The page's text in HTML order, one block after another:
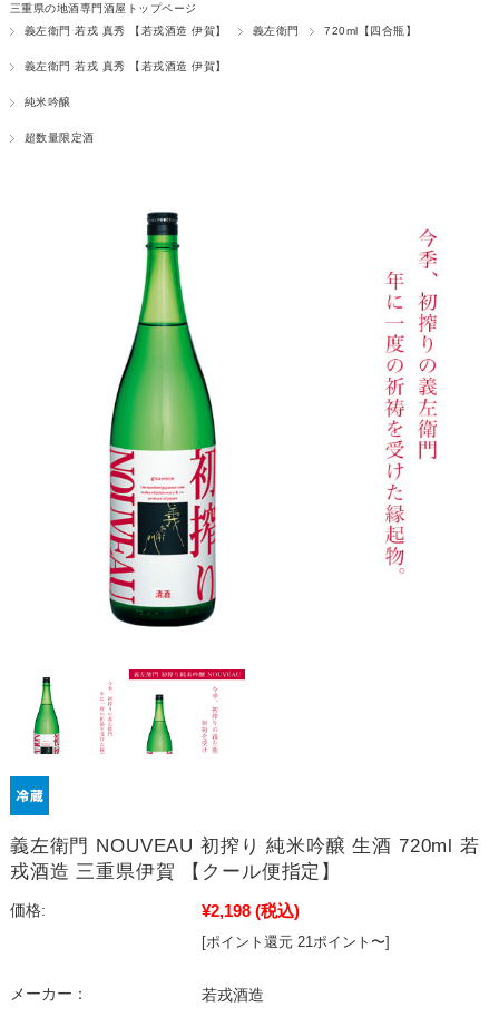
三重県の地酒専門酒屋トップページ
義左衛門 若戎 真秀 【若戎酒造 伊賀】
義左衛門 720ml【四合瓶】
義左衛門 若戎 真秀 【若戎酒造 伊賀】
純米吟醸
超数量限定酒
義左衛門 NOUVEAU 初搾り 純米吟醸 生酒 720ml 若
戎酒造 三重県伊賀 【クール便指定】
価格: ¥2,198 (税込)
[ポイント還元 21ポイント〜]
メーカー：
若戎酒造